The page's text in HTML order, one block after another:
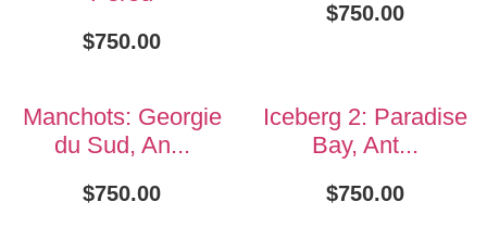
$750.00
$750.00
Manchots: Georgie
du Sud, An...
$750.00
Iceberg 2: Paradise
Bay, Ant...
$750.00